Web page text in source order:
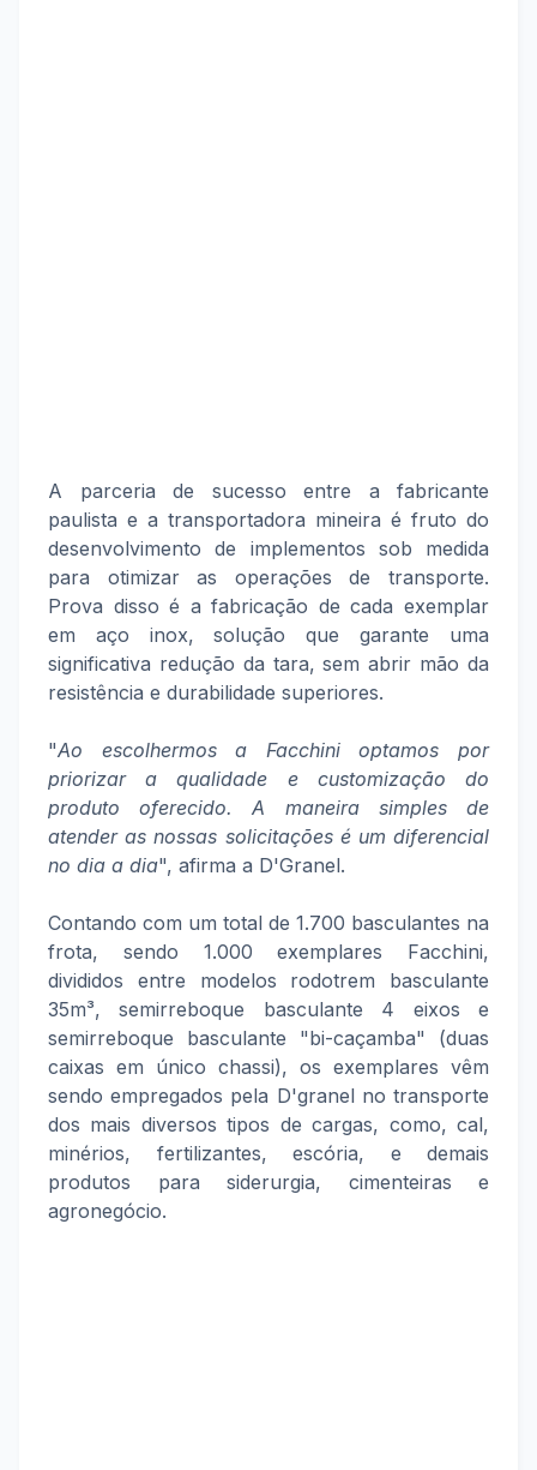
A parceria de sucesso entre a fabricante
paulista e a transportadora mineira é fruto do
desenvolvimento de implementos sob medida
para otimizar as operações de transporte.
Prova disso é a fabricação de cada exemplar
em aço inox, solução que garante uma
significativa redução da tara, sem abrir mão da
resistência e durabilidade superiores.
"Ao escolhermos a Facchini optamos por
priorizar a qualidade e customização do
produto oferecido. A maneira simples de
atender as nossas solicitações é um diferencial
no dia a dia", afirma a D'Granel.
Contando com um total de 1.700 basculantes na
frota, sendo 1.000 exemplares Facchini,
divididos entre modelos rodotrem basculante
35m³, semirreboque basculante 4 eixos e
semirreboque basculante "bi-caçamba" (duas
caixas em único chassi), os exemplares vêm
sendo empregados pela D'granel no transporte
dos mais diversos tipos de cargas, como, cal,
minérios, fertilizantes, escória, e demais
produtos para siderurgia, cimenteiras e
agronegócio.